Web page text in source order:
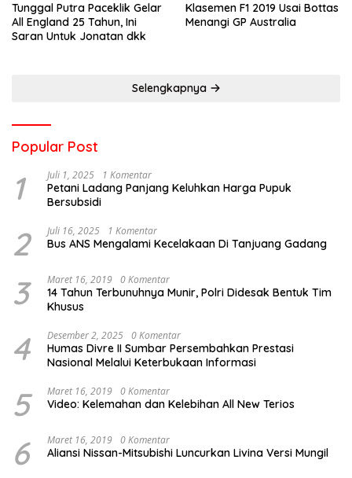
Tunggal Putra Paceklik Gelar
All England 25 Tahun, Ini
Saran Untuk Jonatan dkk
Klasemen F1 2019 Usai Bottas
Menangi GP Australia
Selengkapnya
Popular Post
1 Juli 1, 2025 1 Komentar
Petani Ladang Panjang Keluhkan Harga Pupuk
Bersubsidi
2 Juli 16, 2025 1 Komentar
Bus ANS Mengalami Kecelakaan Di Tanjuang Gadang
3 Maret 16, 2019 0 Komentar
14 Tahun Terbunuhnya Munir, Polri Didesak Bentuk Tim
Khusus
4 Desember 2, 2025 0 Komentar
Humas Divre II Sumbar Persembahkan Prestasi
Nasional Melalui Keterbukaan Informasi
5 Maret 16, 2019 0 Komentar
Video: Kelemahan dan Kelebihan All New Terios
6 Maret 16, 2019 0 Komentar
Aliansi Nissan-Mitsubishi Luncurkan Livina Versi Mungil